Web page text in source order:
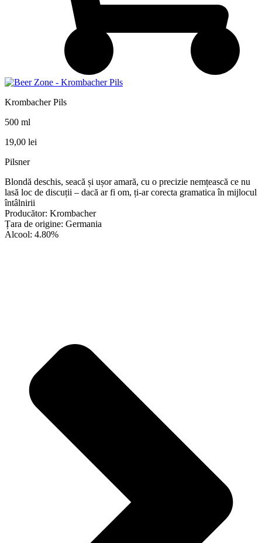
Krombacher Pils
500 ml
19,00 lei
Pilsner
Blondă deschis, seacă și ușor amară, cu o precizie nemțească ce nu
lasă loc de discuții – dacă ar fi om, ți-ar corecta gramatica în mijlocul
întâlnirii
Producător: Krombacher
Țara de origine: Germania
Alcool: 4.80%